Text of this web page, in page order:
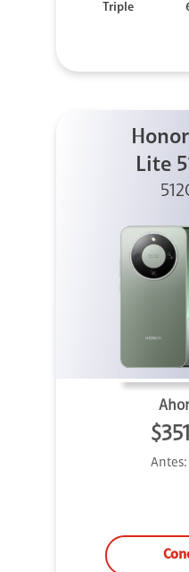
Triple
Lite
Antes: